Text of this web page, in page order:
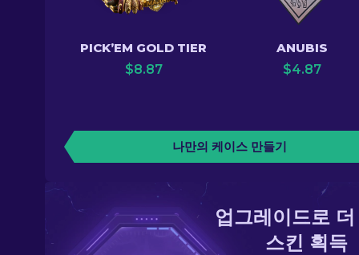
PICK’EM GOLD TIER
$8.87
ANUBIS
$4.87
나만의 케이스 만들기
업그레이드로
스킨 획득